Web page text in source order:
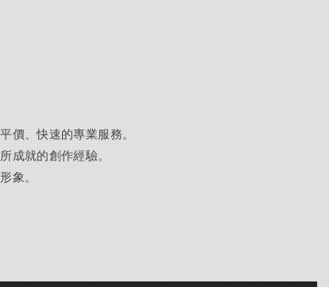
價、快速的專業服務。
成就的創作經驗。
象。